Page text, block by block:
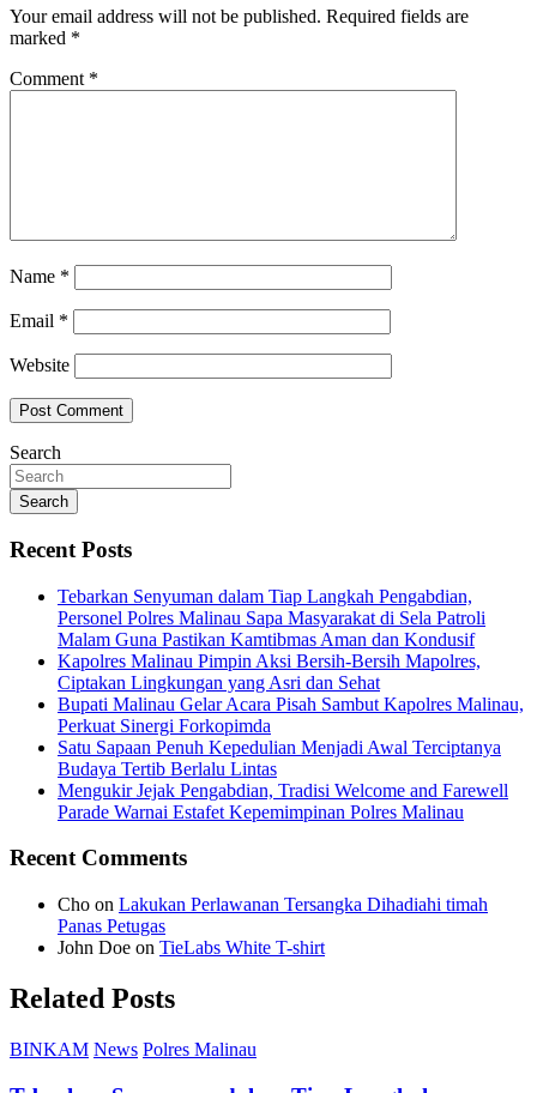
Your email address will not be published. Required fields are
marked *
Comment *
Name *
Email *
Website
Search
Search
Recent Posts
Tebarkan Senyuman dalam Tiap Langkah Pengabdian,
Personel Polres Malinau Sapa Masyarakat di Sela Patroli
Malam Guna Pastikan Kamtibmas Aman dan Kondusif
Kapolres Malinau Pimpin Aksi Bersih-Bersih Mapolres,
Ciptakan Lingkungan yang Asri dan Sehat
Bupati Malinau Gelar Acara Pisah Sambut Kapolres Malinau,
Perkuat Sinergi Forkopimda
Satu Sapaan Penuh Kepedulian Menjadi Awal Terciptanya
Budaya Tertib Berlalu Lintas
Mengukir Jejak Pengabdian, Tradisi Welcome and Farewell
Parade Warnai Estafet Kepemimpinan Polres Malinau
Recent Comments
Cho on Lakukan Perlawanan Tersangka Dihadiahi timah
Panas Petugas
John Doe on TieLabs White T-shirt
Related Posts
BINKAM News Polres Malinau